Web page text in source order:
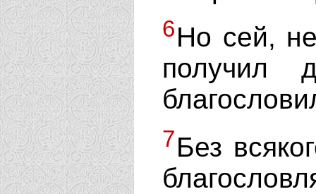
6Но сей,
получил
7Без